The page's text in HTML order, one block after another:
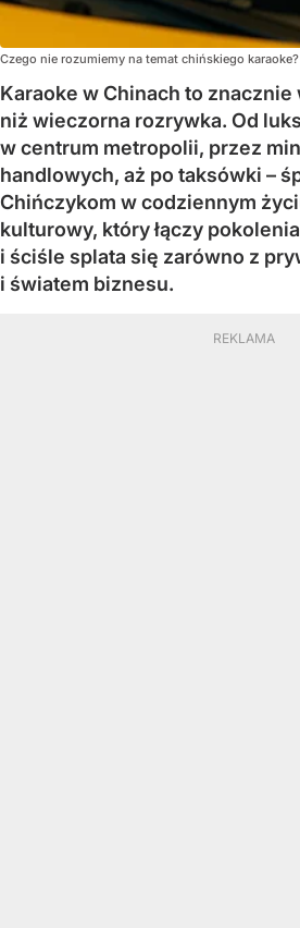
Czego nie rozumiemy na temat chińskiego karaoke?
Karaoke w Chinach to znacznie
niż wieczorna rozrywka. Od
w centrum metropolii, przez
handlowych, aż po taksówki –
Chińczykom w codziennym
kulturowy, który łączy
i ściśle splata się zarówno z
i światem biznesu.